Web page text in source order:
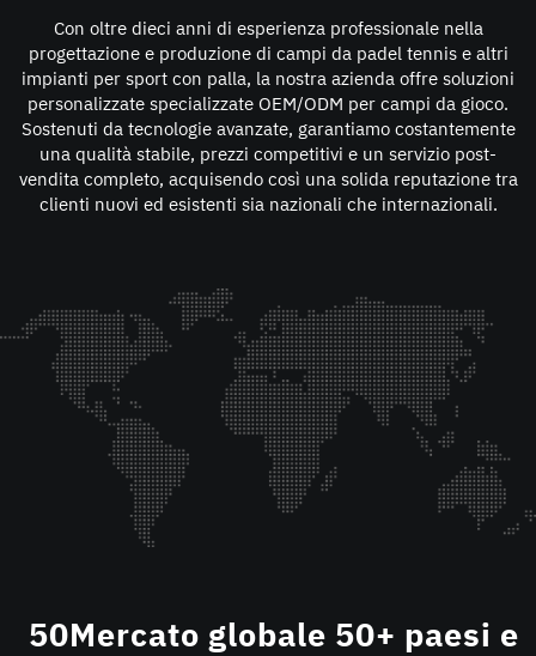
Con oltre dieci anni di esperienza professionale nella
progettazione e produzione di campi da padel tennis e altri
impianti per sport con palla, la nostra azienda offre soluzioni
personalizzate specializzate OEM/ODM per campi da gioco.
Sostenuti da tecnologie avanzate, garantiamo costantemente
una qualità stabile, prezzi competitivi e un servizio post-
vendita completo, acquisendo così una solida reputazione tra
clienti nuovi ed esistenti sia nazionali che internazionali.
50Mercato globale 50+ paesi e